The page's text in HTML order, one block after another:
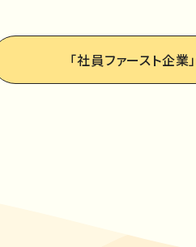
「社員ファースト企業」